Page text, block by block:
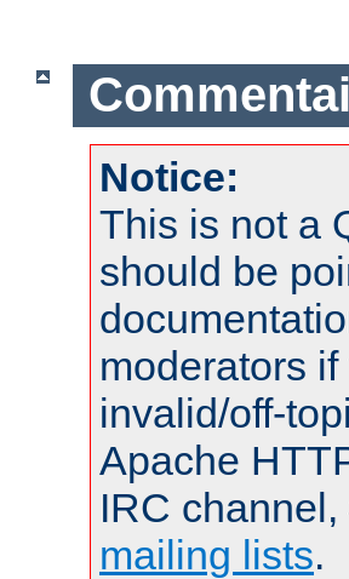
Notice:
This is not a
should be
moderators
invalid/off-
Apache
IRC
mailing lists.